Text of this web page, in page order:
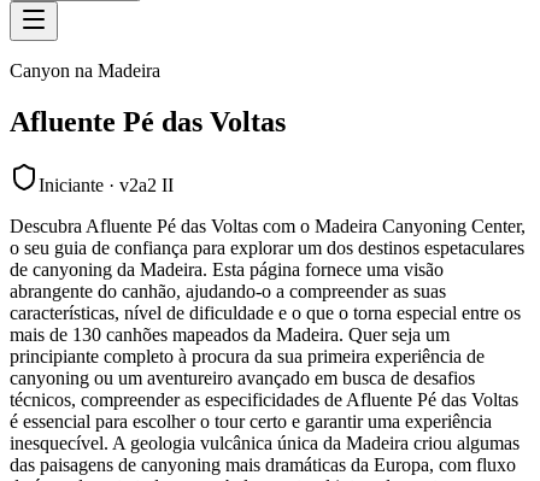
Canyon na Madeira
Afluente Pé das Voltas
Iniciante · v2a2 II
Descubra Afluente Pé das Voltas com o Madeira Canyoning Center,
o seu guia de confiança para explorar um dos destinos espetaculares
de canyoning da Madeira. Esta página fornece uma visão
abrangente do canhão, ajudando-o a compreender as suas
características, nível de dificuldade e o que o torna especial entre os
mais de 130 canhões mapeados da Madeira. Quer seja um
principiante completo à procura da sua primeira experiência de
canyoning ou um aventureiro avançado em busca de desafios
técnicos, compreender as especificidades de Afluente Pé das Voltas
é essencial para escolher o tour certo e garantir uma experiência
inesquecível. A geologia vulcânica única da Madeira criou algumas
das paisagens de canyoning mais dramáticas da Europa, com fluxo